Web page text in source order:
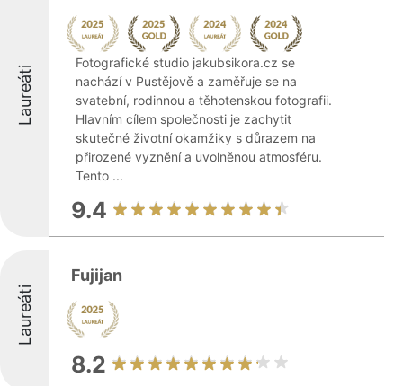
Laureáti
Fotografické studio jakubsikora.cz se
nachází v Pustějově a zaměřuje se na
svatební, rodinnou a těhotenskou fotografii.
Hlavním cílem společnosti je zachytit
skutečné životní okamžiky s důrazem na
přirozené vyznění a uvolněnou atmosféru.
Tento ...
9.4
Laureáti
Fujijan
8.2